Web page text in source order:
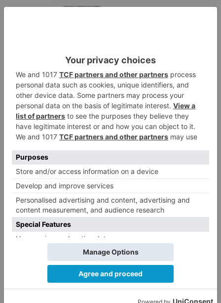
LO ÚLTIMO
GALERÍA | La Romería de Las
Nieves reúne a cientos de
personas en Las Machorras
Oscar Onley conquista Pineda de
3
CCOO Burgos tramita más de 200
expedientes de regularización
4
El PSOE cuestiona el nuevo
contrato de la Escuela de Música
por su “urgencia injustificada”